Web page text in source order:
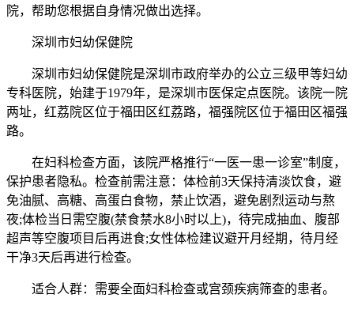
院，帮助您根据自身情况做出选择。
深圳市妇幼保健院
深圳市妇幼保健院是深圳市政府举办的公立三级甲等妇幼
专科医院，始建于1979年，是深圳市医保定点医院。该院一院
两址，红荔院区位于福田区红荔路，福强院区位于福田区福强
路。
在妇科检查方面，该院严格推行“一医一患一诊室”制度，
保护患者隐私。检查前需注意：体检前3天保持清淡饮食，避
免油腻、高糖、高蛋白食物，禁止饮酒，避免剧烈运动与熬
夜;体检当日需空腹(禁食禁水8小时以上)，待完成抽血、腹部
超声等空腹项目后再进食;女性体检建议避开月经期，待月经
干净3天后再进行检查。
适合人群：需要全面妇科检查或宫颈疾病筛查的患者。